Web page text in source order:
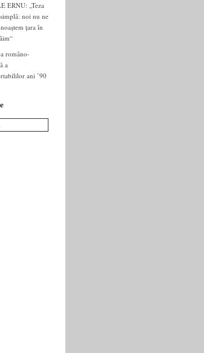
ERNU: „Teza
noi nu ne
țara în
româno-
a
ani ’90